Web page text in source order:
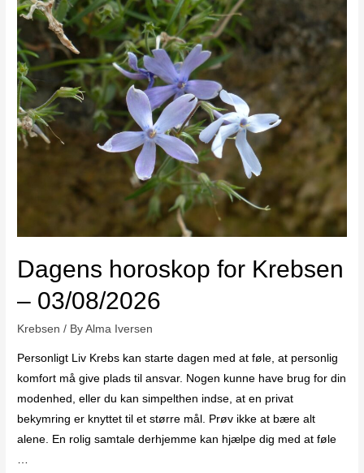
Dagens horoskop for Krebsen
– 03/08/2026
Krebsen / ByAlma Iversen
Personligt Liv Krebs kan starte dagen med at føle, at personlig
komfort må give plads til ansvar. Nogen kunne have brug for din
modenhed, eller du kan simpelthen indse, at en privat
bekymring er knyttet til et større mål. Prøv ikke at bære alt
alene. En rolig samtale derhjemme kan hjælpe dig med at føle
…